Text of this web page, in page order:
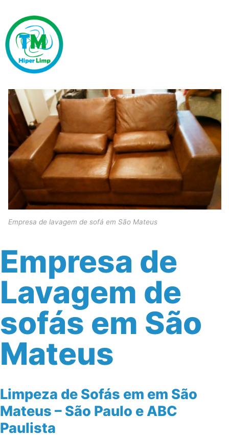
Empresa de lavagem de sofá em São Mateus
Empresa de
Lavagem de
sofás em São
Mateus
Limpeza de Sofás em em São
Mateus – São Paulo e ABC
Paulista